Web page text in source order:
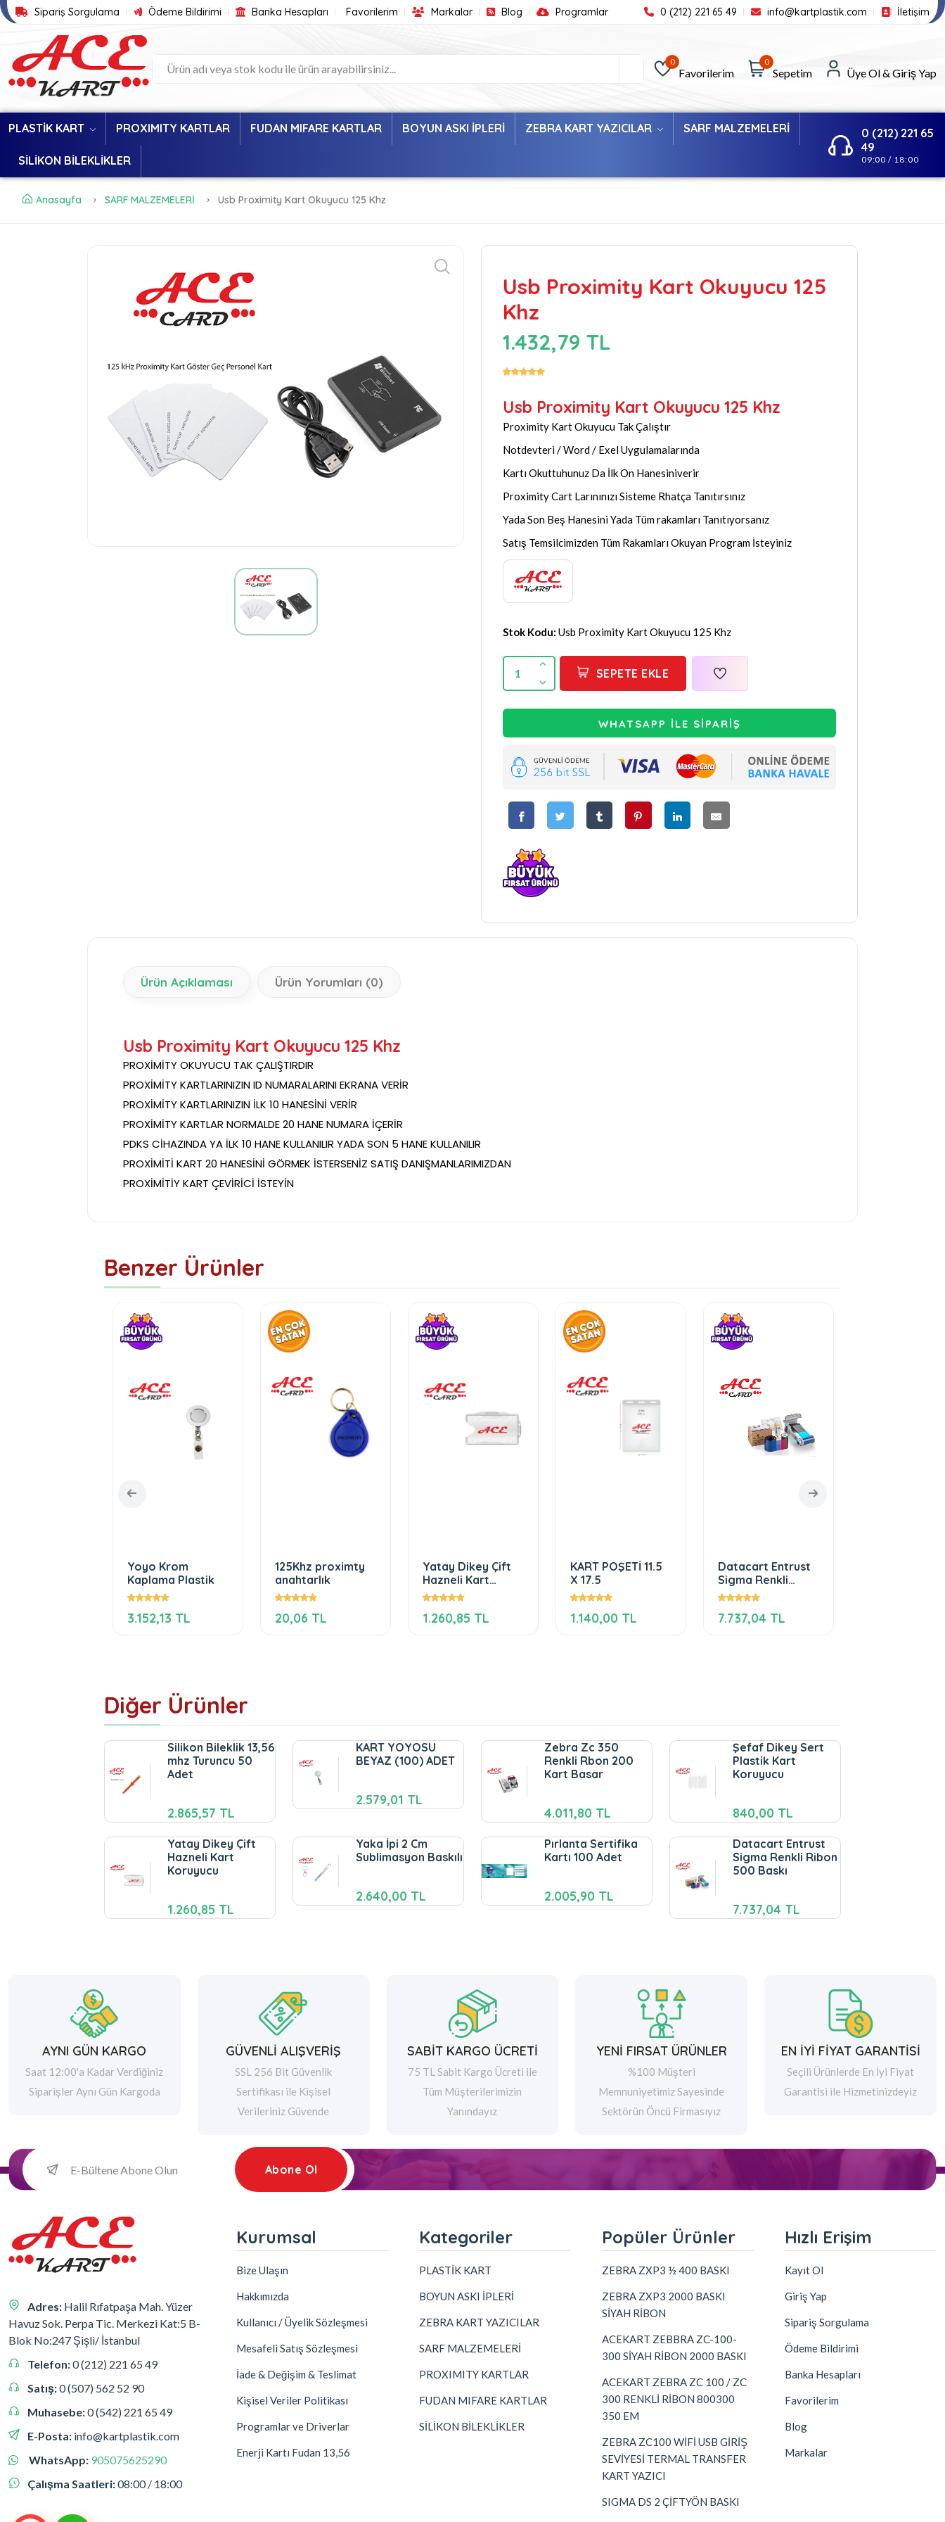
Sipariş Sorgulama Ödeme Bildirimi Banka Hesapları Favorilerim Markalar Blog Programlar 0 (212) 221 65 49 info@kartplastik.com İletişim
0
Favorilerim
0
Sepetim Üye Ol & Giriş Yap
PLASTİK KART PROXIMITY KARTLAR FUDAN MIFARE KARTLAR BOYUN ASKI İPLERİ ZEBRA KART YAZICILAR SARF MALZEMELERİ
SİLİKON BİLEKLİKLER
0 (212) 221 65
49
09:00 / 18:00
Anasayfa SARF MALZEMELERİ Usb Proximity Kart Okuyucu 125 Khz
Usb Proximity Kart Okuyucu 125
Khz
1.432,79 TL
Usb Proximity Kart Okuyucu 125 Khz
Proximity Kart Okuyucu Tak Çalıştır
Notdevteri / Word / Exel Uygulamalarında
Kartı Okuttuhunuz Da İlk On Hanesiniverir
Proximity Cart Larınınızı Sisteme Rhatça Tanıtırsınız
Yada Son Beş Hanesini Yada Tüm rakamları Tanıtıyorsanız
Satış Temsilcimizden Tüm Rakamları Okuyan Program İsteyiniz
Stok Kodu: Usb Proximity Kart Okuyucu 125 Khz
1 SEPETE EKLE
WHATSAPP İLE SİPARİŞ
Ürün Açıklaması Ürün Yorumları (0)
Usb Proximity Kart Okuyucu 125 Khz
PROXİMİTY OKUYUCU TAK ÇALIŞTIRDIR
PROXİMİTY KARTLARINIZIN ID NUMARALARINI EKRANA VERİR
PROXİMİTY KARTLARINIZIN İLK 10 HANESİNİ VERİR
PROXİMİTY KARTLAR NORMALDE 20 HANE NUMARA İÇERİR
PDKS CİHAZINDA YA İLK 10 HANE KULLANILIR YADA SON 5 HANE KULLANILIR
PROXİMİTİ KART 20 HANESİNİ GÖRMEK İSTERSENİZ SATIŞ DANIŞMANLARIMIZDAN
PROXİMİTİY KART ÇEVİRİCİ İSTEYİN
Benzer Ürünler
Yoyo Krom
Kaplama Plastik
3.152,13 TL
125Khz proximty
anahtarlık
20,06 TL
Yatay Dikey Çift
Hazneli Kart
Koruyucu
1.260,85 TL
KART POŞETİ 11.5
X 17.5
1.140,00 TL
Datacart Entrust
Sigma Renkli
Ribon 500 Baskı
7.737,04 TL
Diğer Ürünler
Silikon Bileklik 13,56
mhz Turuncu 50
Adet
2.865,57 TL
KART YOYOSU
BEYAZ (100) ADET
2.579,01 TL
Zebra Zc 350
Renkli Rbon 200
Kart Basar
4.011,80 TL
Şefaf Dikey Sert
Plastik Kart
Koruyucu
840,00 TL
Yatay Dikey Çift
Hazneli Kart
Koruyucu
1.260,85 TL
Yaka İpi 2 Cm
Sublimasyon Baskılı
2.640,00 TL
Pırlanta Sertifika
Kartı 100 Adet
2.005,90 TL
Datacart Entrust
Sigma Renkli Ribon
500 Baskı
7.737,04 TL
AYNI GÜN KARGO
Saat 12:00'a Kadar Verdiğiniz
Siparişler Aynı Gün Kargoda
GÜVENLİ ALIŞVERİŞ
SSL 256 Bit Güvenlik
Sertifikası ile Kişisel
Verileriniz Güvende
SABİT KARGO ÜCRETİ
75 TL Sabit Kargo Ücreti ile
Tüm Müşterilerimizin
Yanındayız
YENİ FIRSAT ÜRÜNLER
%100 Müşteri
Memnuniyetimiz Sayesinde
Sektörün Öncü Firmasıyız
EN İYİ FİYAT GARANTİSİ
Seçili Ürünlerde En İyi Fiyat
Garantisi ile Hizmetinizdeyiz
Abone Ol
Adres: Halil Rıfatpaşa Mah. Yüzer
Havuz Sok. Perpa Tic. Merkezi Kat:5 B-
Blok No:247 Şişli/ İstanbul
Telefon:0 (212) 221 65 49
Satış:0 (507) 562 52 90
Muhasebe:0 (542) 221 65 49
E-Posta: info@kartplastik.com
WhatsApp: 905075625290
Çalışma Saatleri:08:00 / 18:00
Kurumsal
Bize Ulaşın
Hakkımızda
Kullanıcı / Üyelik Sözleşmesi
Mesafeli Satış Sözleşmesi
İade & Değişim & Teslimat
Kişisel Veriler Politikası
Programlar ve Driverlar
Enerji Kartı Fudan 13,56
Kategoriler
PLASTİK KART
BOYUN ASKI İPLERİ
ZEBRA KART YAZICILAR
SARF MALZEMELERİ
PROXIMITY KARTLAR
FUDAN MIFARE KARTLAR
SİLİKON BİLEKLİKLER
Popüler Ürünler
ZEBRA ZXP3 ½ 400 BASKI
ZEBRA ZXP3 2000 BASKI
SİYAH RİBON
ACEKART ZEBBRA ZC-100-
300 SİYAH RİBON 2000 BASKI
ACEKART ZEBRA ZC 100 / ZC
300 RENKLİ RİBON 800300
350 EM
ZEBRA ZC100 WİFİ USB GİRİŞ
SEVİYESİ TERMAL TRANSFER
KART YAZICI
SIGMA DS 2 ÇİFTYÖN BASKI
Hızlı Erişim
Kayıt Ol
Giriş Yap
Sipariş Sorgulama
Ödeme Bildirimi
Banka Hesapları
Favorilerim
Blog
Markalar